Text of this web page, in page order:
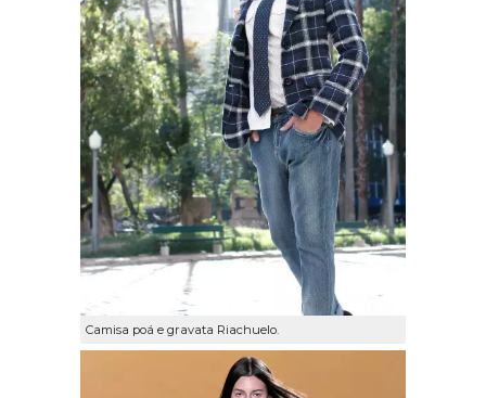
Camisa poá e gravata Riachuelo.